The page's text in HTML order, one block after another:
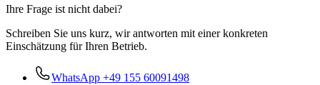
Ihre Frage ist nicht dabei?
Schreiben Sie uns kurz, wir antworten mit einer konkreten
Einschätzung für Ihren Betrieb.
WhatsApp +49 155 60091498